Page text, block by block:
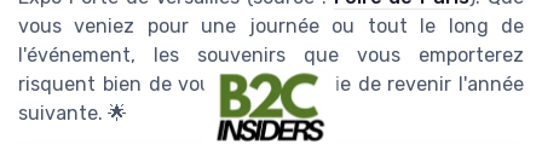
vous veniez pour une journée ou tout le long de
l'événement, les souvenirs que vous emporterez
risquent bien de vous donner envie de revenir l'année
suivante. 🌟